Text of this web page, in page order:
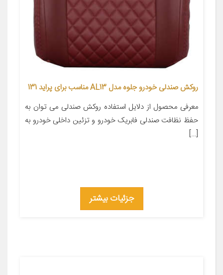
روکش صندلی خودرو جلوه مدل AL13 مناسب برای پراید 131
معرفی محصول از دلایل استفاده روکش صندلی می توان به
حفظ نظافت صندلی فابریک خودرو و تزئین داخلی خودرو به
[…]
جزئیات بیشتر